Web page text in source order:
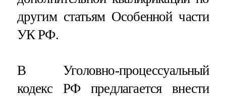
другим статьям Особенной части
УК РФ.
В Уголовно-процессуальный
кодекс РФ предлагается внести